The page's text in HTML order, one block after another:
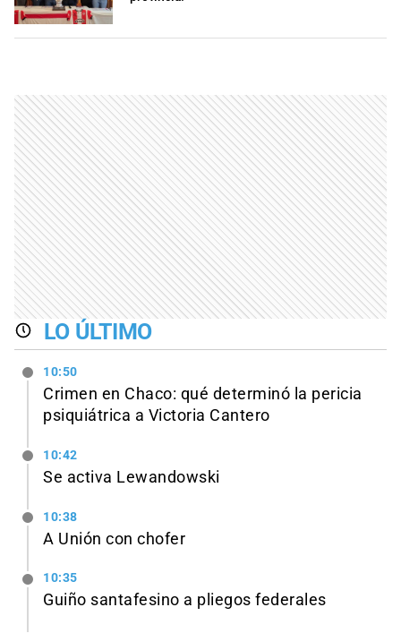
LO ÚLTIMO
10:50
Crimen en Chaco: qué determinó la pericia
psiquiátrica a Victoria Cantero
10:42
Se activa Lewandowski
10:38
A Unión con chofer
10:35
Guiño santafesino a pliegos federales